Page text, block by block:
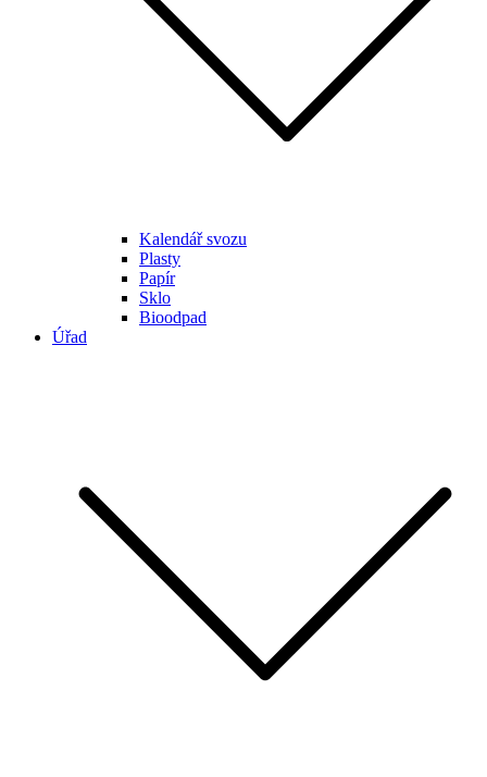
Kalendář svozu
Plasty
Papír
Sklo
Bioodpad
Úřad